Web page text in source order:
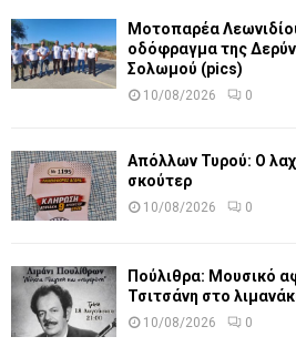
Μοτοπαρέα
οδόφραγμα της
Σολωμού (pics)
10/08/2026 0
Απόλλων Τυρού: Ο
σκούτερ
10/08/2026 0
Πούλιθρα: Μουσικό
Τσιτσάνη στο
10/08/2026 0